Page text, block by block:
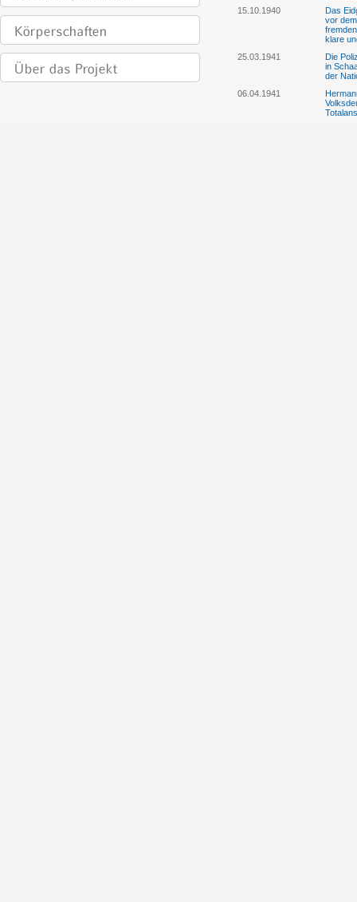
15.10.1940
Das
vor
klare
25.03.1941
Die
in
der
06.04.1941